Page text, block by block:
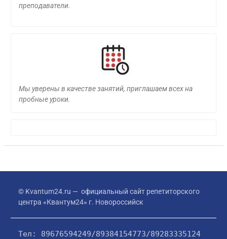
преподаватели.
Мы уверены в качестве занятий, приглашаем всех на
пробные уроки.
© Kvantum24.ru — официальный сайт репетиторского
центра «Квантум24» г. Новороссийск
Тел: 89676594249/89384154773/89283335124